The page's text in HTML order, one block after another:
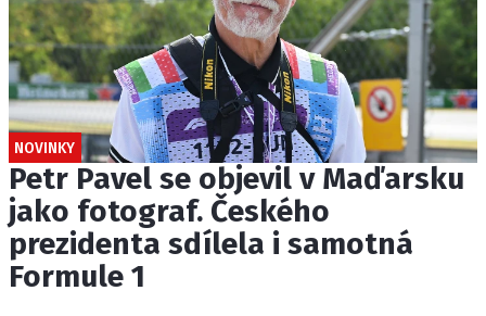
NOVINKY
Petr Pavel se objevil v Maďarsku
jako fotograf. Českého
prezidenta sdílela i samotná
Formule 1